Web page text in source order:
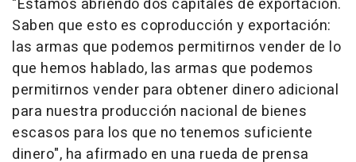
"Estamos abriendo dos capitales de exportación.
Saben que esto es coproducción y exportación:
las armas que podemos permitirnos vender de lo
que hemos hablado, las armas que podemos
permitirnos vender para obtener dinero adicional
para nuestra producción nacional de bienes
escasos para los que no tenemos suficiente
dinero", ha afirmado en una rueda de prensa